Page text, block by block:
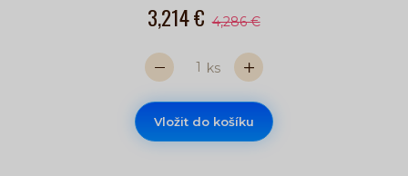
3,214 € 4,286 €
ks
Vložit do košíku